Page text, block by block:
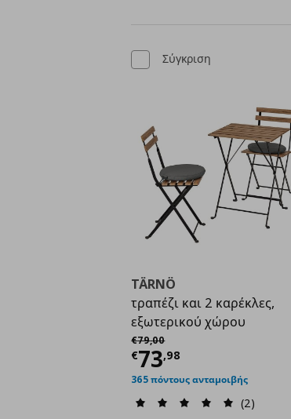
Σύγκριση
TÄRNÖ
τραπέζι και 2 καρέκλες,
εξωτερικού χώρου
€79,00
Αρχική τιμή
€73,98
Τρέχουσα τιμή
365 πόντους ανταμοιβής
(2)